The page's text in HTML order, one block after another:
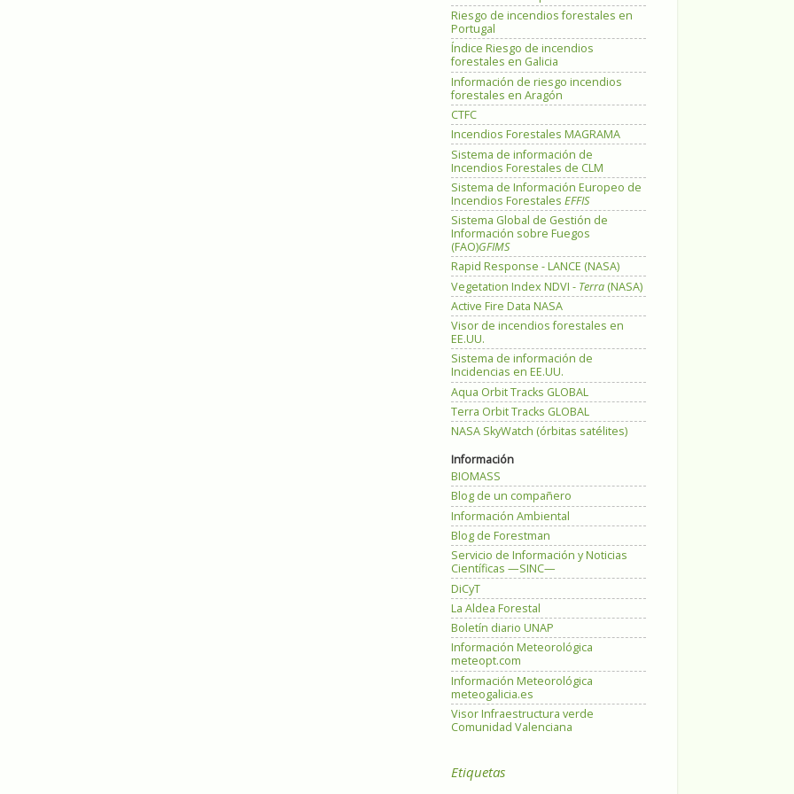
Riesgo de incendios forestales en
Portugal
Índice Riesgo de incendios
forestales en Galicia
Información de riesgo incendios
forestales en Aragón
CTFC
Incendios Forestales MAGRAMA
Sistema de información de
Incendios Forestales de CLM
Sistema de Información Europeo de
Incendios Forestales EFFIS
Sistema Global de Gestión de
Información sobre Fuegos
(FAO)GFIMS
Rapid Response - LANCE (NASA)
Vegetation Index NDVI - Terra (NASA)
Active Fire Data NASA
Visor de incendios forestales en
EE.UU.
Sistema de información de
Incidencias en EE.UU.
Aqua Orbit Tracks GLOBAL
Terra Orbit Tracks GLOBAL
NASA SkyWatch (órbitas satélites)
Información
BIOMASS
Blog de un compañero
Información Ambiental
Blog de Forestman
Servicio de Información y Noticias
Científicas —SINC—
DiCyT
La Aldea Forestal
Boletín diario UNAP
Información Meteorológica
meteopt.com
Información Meteorológica
meteogalicia.es
Visor Infraestructura verde
Comunidad Valenciana
Etiquetas